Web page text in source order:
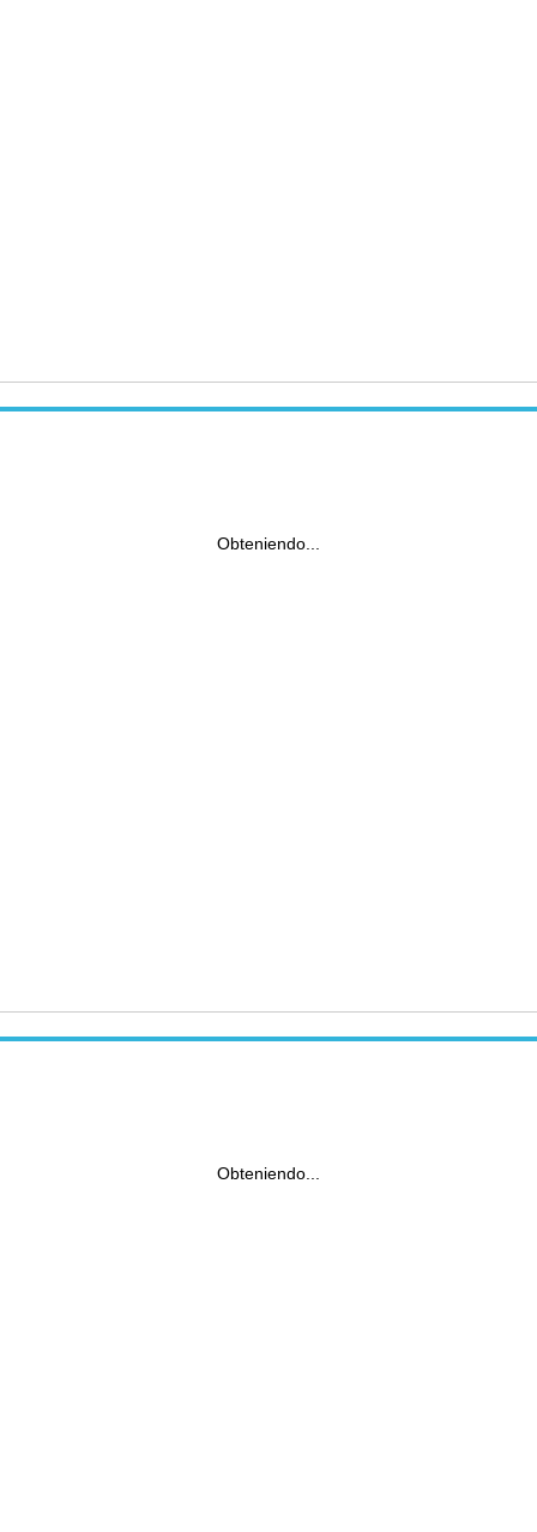
Obteniendo...
Obteniendo...